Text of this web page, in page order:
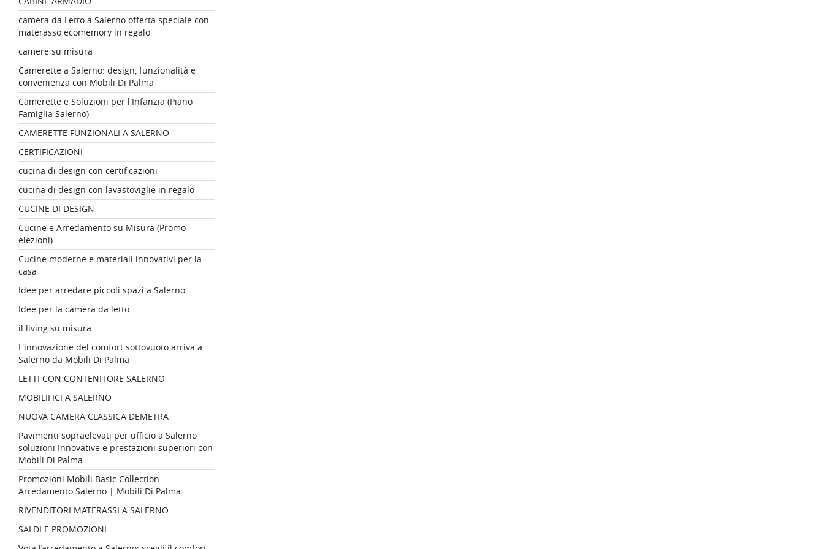
camera da Letto a Salerno offerta speciale con
materasso ecomemory in regalo
camere su misura
Camerette a Salerno: design, funzionalità e
convenienza con Mobili Di Palma
Camerette e Soluzioni per l'Infanzia (Piano
Famiglia Salerno)
CAMERETTE FUNZIONALI A SALERNO
CERTIFICAZIONI
cucina di design con certificazioni
cucina di design con lavastoviglie in regalo
CUCINE DI DESIGN
Cucine e Arredamento su Misura (Promo
elezioni)
Cucine moderne e materiali innovativi per la
casa
Idee per arredare piccoli spazi a Salerno
Idee per la camera da letto
il living su misura
L'innovazione del comfort sottovuoto arriva a
Salerno da Mobili Di Palma
LETTI CON CONTENITORE SALERNO
MOBILIFICI A SALERNO
NUOVA CAMERA CLASSICA DEMETRA
Pavimenti sopraelevati per ufficio a Salerno
soluzioni Innovative e prestazioni superiori con
Mobili Di Palma
Promozioni Mobili Basic Collection –
Arredamento Salerno | Mobili Di Palma
RIVENDITORI MATERASSI A SALERNO
SALDI E PROMOZIONI